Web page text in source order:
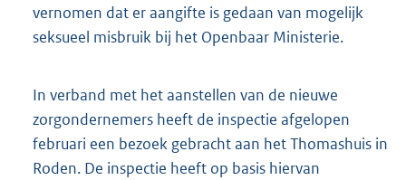
vernomen dat er aangifte is gedaan van mogelijk
seksueel misbruik bij het Openbaar Ministerie.
In verband met het aanstellen van de nieuwe
zorgondernemers heeft de inspectie afgelopen
februari een bezoek gebracht aan het Thomashuis in
Roden. De inspectie heeft op basis hiervan